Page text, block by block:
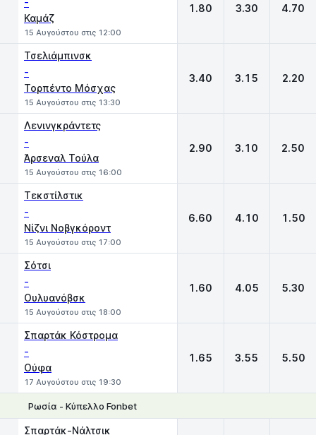
Καμάζ
15 Αυγούστου στις 12:00
1.80 3.30 4.70
Τσελιάμπινσκ
-
Τορπέντο Μόσχας
15 Αυγούστου στις 13:30
3.40 3.15 2.20
Λενινγκράντετς
-
Άρσεναλ Τούλα
15 Αυγούστου στις 16:00
2.90 3.10 2.50
Τεκστίλστικ
-
Νίζνι Νοβγκόροντ
15 Αυγούστου στις 17:00
6.60 4.10 1.50
Σότσι
-
Ουλυανόβσκ
15 Αυγούστου στις 18:00
1.60 4.05 5.30
Σπαρτάκ Κόστρομα
-
Ούφα
17 Αυγούστου στις 19:30
1.65 3.55 5.50
Ρωσία - Κύπελλο Fonbet
Σπαρτάκ-Νάλτσικ